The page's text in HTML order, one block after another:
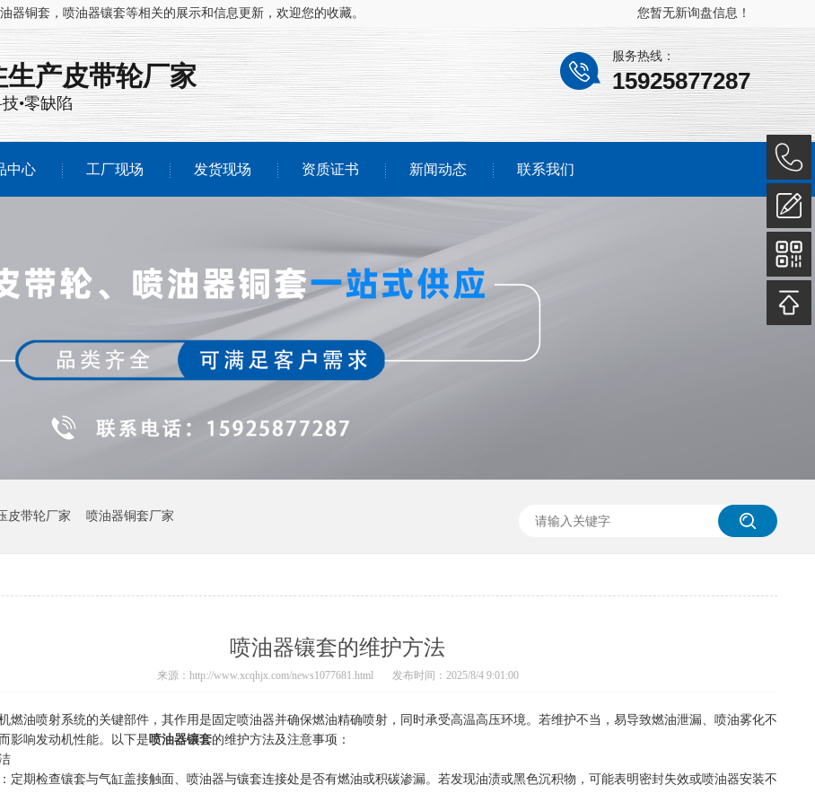
油器铜套，喷油器镶套等相关的展示和信息更新，欢迎您的收藏。 您暂无新询盘信息！
生产皮带轮厂家
•零缺陷
服务热线：
15925877287
中心 工厂现场 发货现场 资质证书 新闻动态 联系我们
皮带轮厂家 喷油器铜套厂家
喷油器镶套的维护方法
来源：http://www.xcqhjx.com/news1077681.html 发布时间：2025/8/4 9:01:00
燃油喷射系统的关键部件，其作用是固定喷油器并确保燃油精确喷射，同时承受高温高压环境。若维护不当，易导致燃油泄漏、喷油雾化不
影响发动机性能。以下是喷油器镶套的维护方法及注意事项：
定期检查镶套与气缸盖接触面、喷油器与镶套连接处是否有燃油或积碳渗漏。若发现油渍或黑色沉积物，可能表明密封失效或喷油器安装不